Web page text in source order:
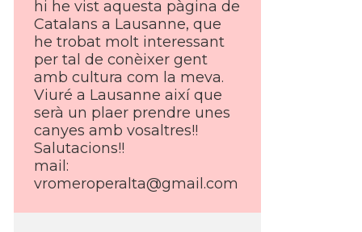
hi he vist aquesta pàgina de
Catalans a Lausanne, que
he trobat molt interessant
per tal de conèixer gent
amb cultura com la meva.
Viuré a Lausanne així­ que
serà un plaer prendre unes
canyes amb vosaltres!!
Salutacions!!
mail:
vromeroperalta@gmail.com